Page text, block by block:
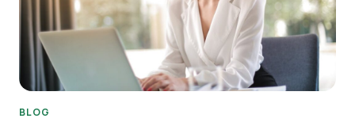
BLOG